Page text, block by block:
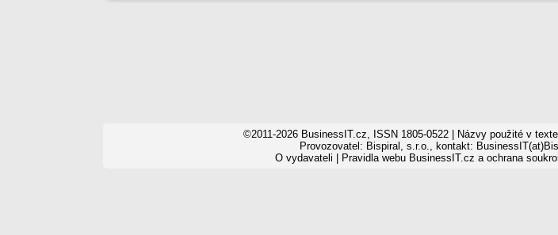
©2011-2026 BusinessIT.cz, ISSN 1805-0522 | Názvy použité v
Provozovatel: Bispiral, s.r.o., kontakt:
O vydavateli
Pravidla webu BusinessIT.cz a ochrana